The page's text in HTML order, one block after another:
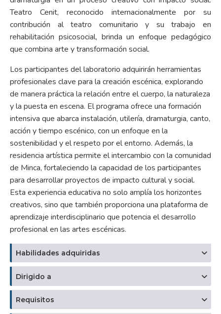
Teatro Cenit, reconocido internacionalmente por su
contribución al teatro comunitario y su trabajo en
rehabilitación psicosocial, brinda un enfoque pedagógico
que combina arte y transformación social.
Los participantes del laboratorio adquirirán herramientas
profesionales clave para la creación escénica, explorando
de manera práctica la relación entre el cuerpo, la naturaleza
y la puesta en escena. El programa ofrece una formación
intensiva que abarca instalación, utilería, dramaturgia, canto,
acción y tiempo escénico, con un enfoque en la
sostenibilidad y el respeto por el entorno. Además, la
residencia artística permite el intercambio con la comunidad
de Minca, fortaleciendo la capacidad de los participantes
para desarrollar proyectos de impacto cultural y social.
Esta experiencia educativa no solo amplía los horizontes
creativos, sino que también proporciona una plataforma de
aprendizaje interdisciplinario que potencia el desarrollo
profesional en las artes escénicas.
Habilidades adquiridas
Dirigido a
Requisitos